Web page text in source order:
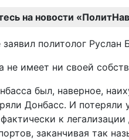
на новости
политолог Руслан
не имеет ни своей
был, наверное,
Донбасс. И
к
заканчивая так